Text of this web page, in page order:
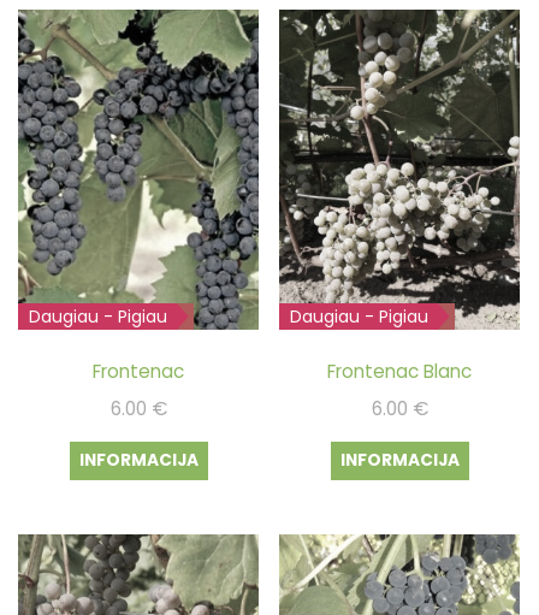
Išparduota
Daugiau - Pigiau
Frontenac
6.00 €
INFORMACIJA
Išparduota
Daugiau - Pigiau
Frontenac Blanc
6.00 €
INFORMACIJA